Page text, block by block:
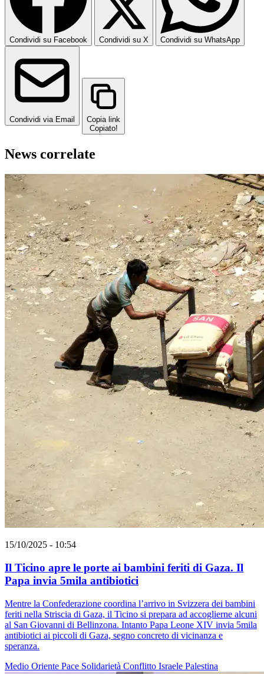
Condividi su Facebook Condividi su X Condividi su WhatsApp
Condividi via Email
Copia link
Copiato!
News correlate
15/10/2025 - 10:54
Il Ticino apre le porte ai bambini feriti di Gaza. Il
Papa invia 5mila antibiotici
Mentre la Confederazione coordina l’arrivo in Svizzera dei bambini
feriti nella Striscia di Gaza, il Ticino si prepara ad accoglierne alcuni
al San Giovanni di Bellinzona. Intanto Papa Leone XIV invia 5mila
antibiotici ai piccoli di Gaza, segno concreto di vicinanza e
speranza.
Medio Oriente Pace Solidarietà Conflitto Israele Palestina